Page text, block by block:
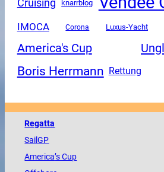
Cruising knarrblog
IMOCA Corona Luxus-Yacht
America's Cup
Boris Herrmann Rettung
Regatta
SailGP
America’s Cup